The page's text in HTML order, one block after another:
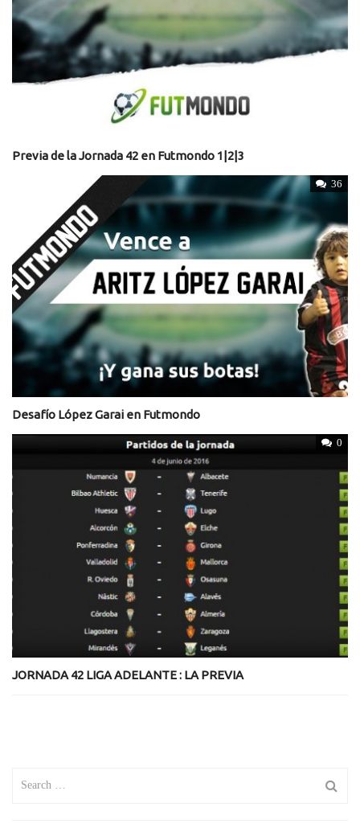
Previa de la Jornada 42 en Futmondo 1|2|3
36
Desafío López Garai en Futmondo
0
JORNADA 42 LIGA ADELANTE : LA PREVIA